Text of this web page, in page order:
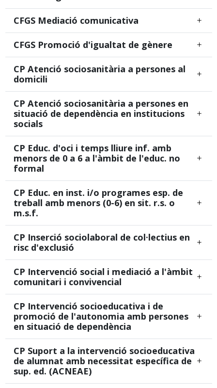
CFGS Mediació comunicativa
CFGS Promoció d'igualtat de gènere
CP Atenció sociosanitària a persones al
domicili
CP Atenció sociosanitària a persones en
situació de dependència en institucions
socials
CP Educ. d'oci i temps lliure inf. amb
menors de 0 a 6 a l'àmbit de l'educ. no
formal
CP Educ. en inst. i/o programes esp. de
treball amb menors (0-6) en sit. r.s. o
m.s.f.
CP Inserció sociolaboral de col·lectius en
risc d'exclusió
CP Intervenció social i mediació a l'àmbit
comunitari i convivencial
CP Intervenció socioeducativa i de
promoció de l'autonomia amb persones
en situació de dependència
CP Suport a la intervenció socioeducativa
de alumnat amb necessitat específica de
sup. ed. (ACNEAE)